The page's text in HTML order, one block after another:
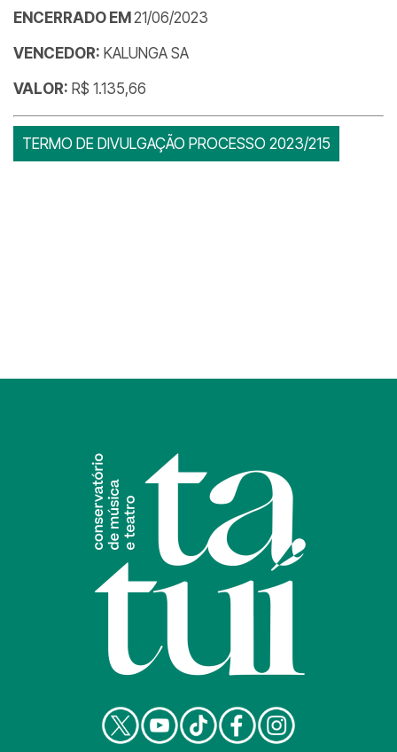
ENCERRADO EM 21/06/2023
VENCEDOR: KALUNGA SA
VALOR: R$ 1.135,66
TERMO DE DIVULGAÇÃO PROCESSO 2023/215